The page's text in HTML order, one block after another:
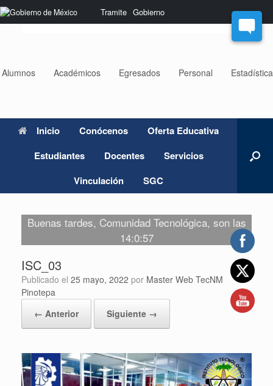
Nota:
este
sistema
Tramite Gobierno
Saltar
al
Alumnos Académicos Egresados Personal
Inicio Conócenos
Oferta Educativa
Estudiantes
Docentes
Servicios
Vinculación
SGC
Buenas tardes, Comunidad Tecnológica, son las
14:0:57
ISC_03
Publicado el 25 mayo, 2022 por Master Web TecNM
Pinotepa
← Anterior
Siguiente →